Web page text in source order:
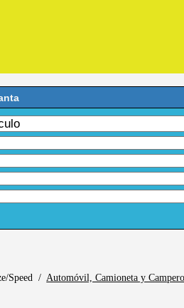
Speed / Automóvil, Camioneta y Campero